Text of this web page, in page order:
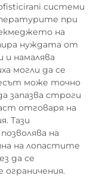
системи
при
на
нуждата от
намалява
могли да се
може точно
запазва строги
отговаря на
Тази
на
на лопастите
да се